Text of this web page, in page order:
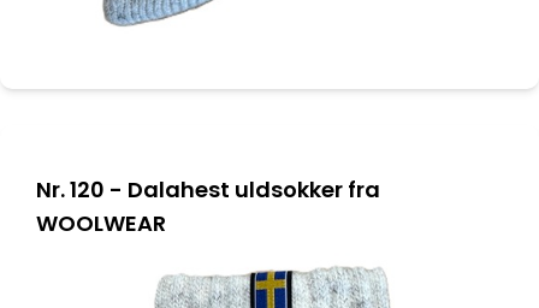
Nr. 120 - Dalahest uldsokker fra
WOOLWEAR